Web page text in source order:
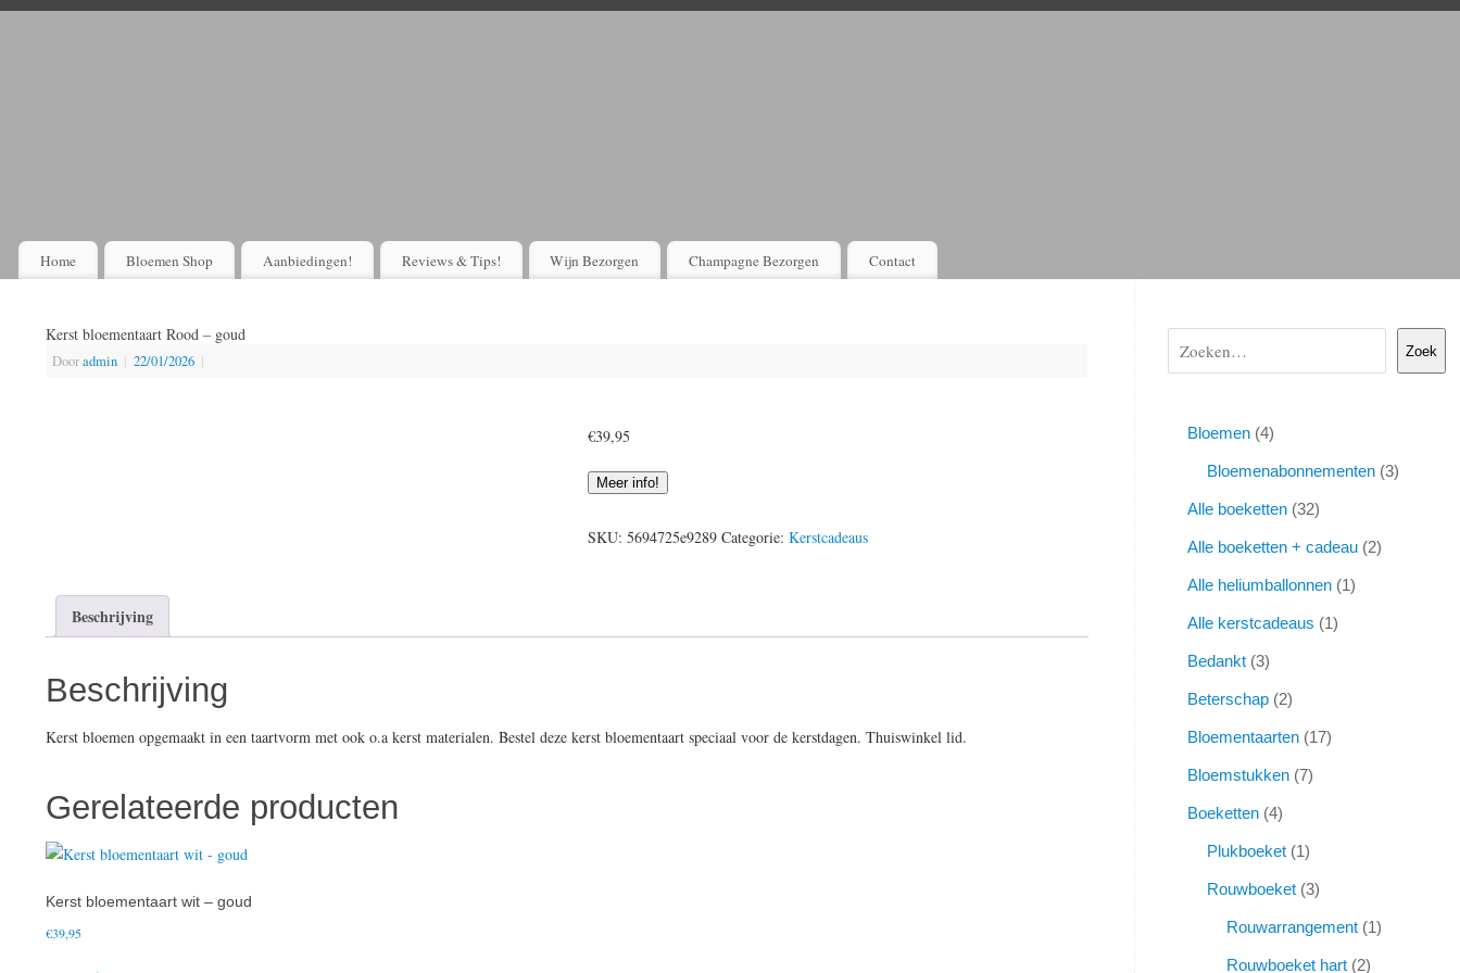
Voordelig bloemen bestellen en laten bezorgen? Kijk Hier!
Home Bloemen Shop Aanbiedingen! Reviews & Tips! Wijn Bezorgen Champagne Bezorgen Contact
Kerst bloementaart Rood – goud
Dooradmin | 22/01/2026 |
€39,95
Meer info!
SKU:5694725e9289 Categorie:Kerstcadeaus
Beschrijving
Beschrijving
Kerst bloemen opgemaakt in een taartvorm met ook o.a kerst materialen. Bestel deze kerst bloementaart speciaal voor de kerstdagen. Thuiswinkel lid.
Gerelateerde producten
Kerst bloementaart wit – goud
€39,95
Zoek
Bloemen 4
Bloemenabonnementen 3
Alle boeketten 32
Alle boeketten + cadeau 2
Alle heliumballonnen 1
Alle kerstcadeaus 1
Bedankt 3
Beterschap 2
Bloementaarten 17
Bloemstukken 7
Boeketten 4
Plukboeket 1
Rouwboeket 3
Rouwarrangement 1
Rouwboeket hart 2